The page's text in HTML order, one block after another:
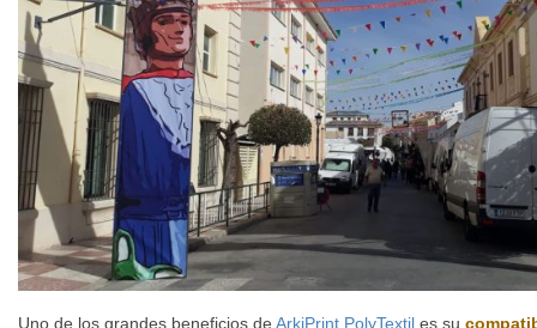
Uno de los grandes beneficios de ArkiPrint PolyTextil es su